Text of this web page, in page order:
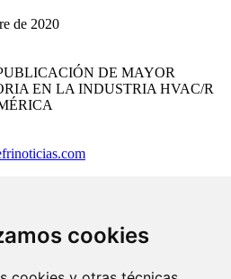
cookies
de 2020
DE MAYOR
EN LA INDUSTRIA HVAC/R